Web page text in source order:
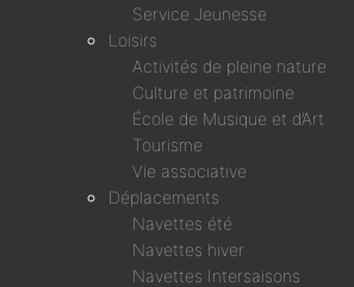
Service Jeunesse
Loisirs
Activités de pleine nature
Culture et patrimoine
École de Musique et d’Art
Tourisme
Vie associative
Déplacements
Navettes été
Navettes hiver
Navettes Intersaisons